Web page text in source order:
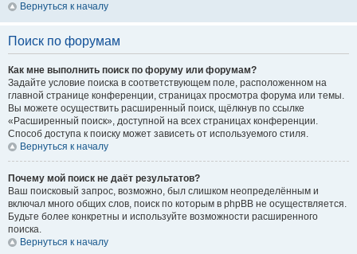
Вернуться к началу
Поиск по форумам
Как мне выполнить поиск по форуму или форумам?
Задайте условие поиска в соответствующем поле, расположенном на
главной странице конференции, страницах просмотра форума или темы.
Вы можете осуществить расширенный поиск, щёлкнув по ссылке
«Расширенный поиск», доступной на всех страницах конференции.
Способ доступа к поиску может зависеть от используемого стиля.
Вернуться к началу
Почему мой поиск не даёт результатов?
Ваш поисковый запрос, возможно, был слишком неопределённым и
включал много общих слов, поиск по которым в phpBB не осуществляется.
Будьте более конкретны и используйте возможности расширенного
поиска.
Вернуться к началу